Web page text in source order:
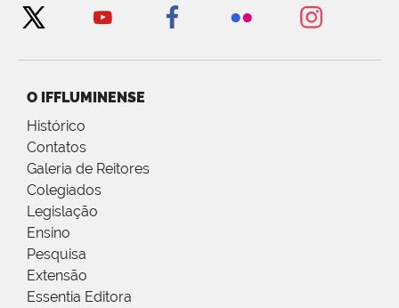
O IFFLUMINENSE
Histórico
Contatos
Galeria de Reitores
Colegiados
Legislação
Ensino
Pesquisa
Extensão
Essentia Editora